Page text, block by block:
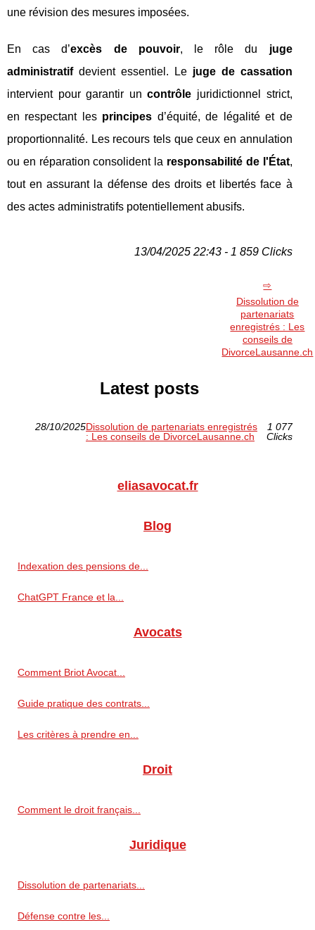
une révision des mesures imposées.
En cas d’excès de pouvoir, le rôle du juge
administratifdevient essentiel. Le juge de cassation
intervient pour garantir uncontrôle juridictionnel strict,
en respectant les principes d’équité, de légalité et de
proportionnalité. Les recours tels que ceux en annulation
ou en réparation consolident la responsabilité de l'État,
tout en assurant la défense des droits et libertés face à
des actes administratifs potentiellement abusifs.
13/04/2025 22:43 - 1 859 Clicks
Dissolution de
partenariats
enregistrés : Les
conseils de
DivorceLausanne.ch
Latest posts
28/10/2025Dissolution de partenariats enregistrés
: Les conseils de DivorceLausanne.ch
1 077
Clicks
eliasavocat.fr
Blog
Indexation des pensions de...
ChatGPT France et la...
Avocats
Comment Briot Avocat...
Guide pratique des contrats...
Les critères à prendre en...
Droit
Comment le droit français...
Juridique
Dissolution de partenariats...
Défense contre les...